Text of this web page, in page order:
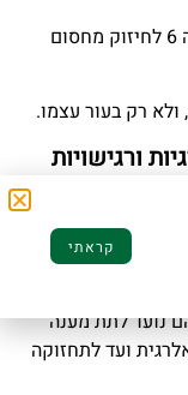
תוספת חומצות שומן אומגה 3 ואומגה 6 לחיזוק מחסום
רק בעור עצמו.
ורגישויות
אחד שמתאים לכל
החומרה והמצב
ב
נועד לתת מענה
ועד לתחזוקה
קראתי